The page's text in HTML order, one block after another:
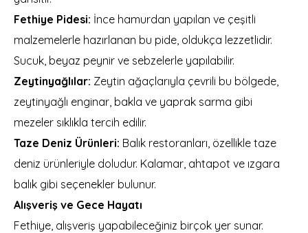
Fethiye Pidesi: İnce hamurdan yapılan ve çeşitli
malzemelerle hazırlanan bu pide, oldukça lezzetlidir.
Sucuk, beyaz peynir ve sebzelerle yapılabilir.
Zeytinyağlılar: Zeytin ağaçlarıyla çevrili bu bölgede,
zeytinyağlı enginar, bakla ve yaprak sarma gibi
mezeler sıklıkla tercih edilir.
Taze Deniz Ürünleri: Balık restoranları, özellikle taze
deniz ürünleriyle doludur. Kalamar, ahtapot ve ızgara
balık gibi seçenekler bulunur.
Alışveriş ve Gece Hayatı
Fethiye, alışveriş yapabileceğiniz birçok yer sunar.